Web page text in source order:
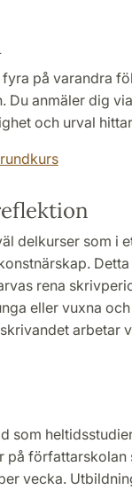
på varandra
Du anmäler dig
och urval
delkurser som i
rena
eller vuxna
arbetar
som
på författarskolan
vecka.